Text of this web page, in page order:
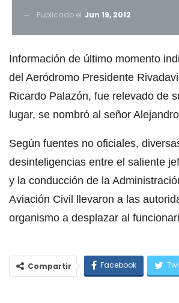
Publicado el Jun 19, 2012
Información de último momento
del Aeródromo Presidente
Ricardo Palazón, fue relevado de
lugar, se nombró al señor
Según fuentes no oficiales,
desinteligencias entre el saliente
y la conducción de la
Aviación Civil llevaron a las
organismo a desplazar al
Compartir Facebook